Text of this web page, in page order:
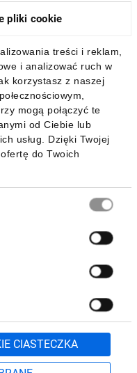
pliki cookie
treści i reklam,
i analizować ruch w
korzystasz z naszej
mogą połączyć te
od Ciebie lub
usług. Dzięki Twojej
do Twoich
CIASTECZKA
mobilną:
71 37 61 600